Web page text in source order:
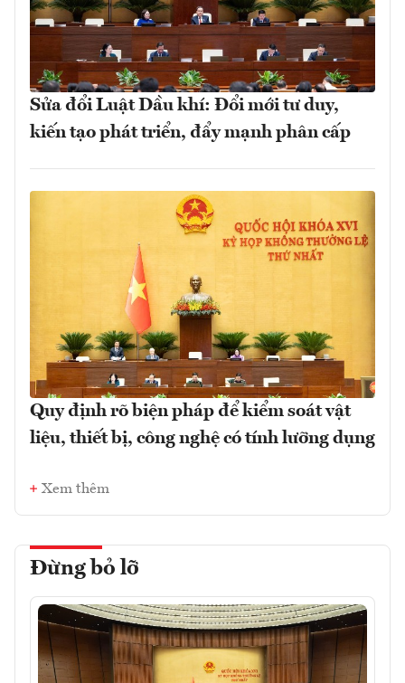
Sửa đổi Luật Dầu khí: Đổi mới tư duy,
kiến tạo phát triển, đẩy mạnh phân cấp
Quy định rõ biện pháp để kiểm soát vật
liệu, thiết bị, công nghệ có tính lưỡng dụng
Xem thêm
Đừng bỏ lỡ